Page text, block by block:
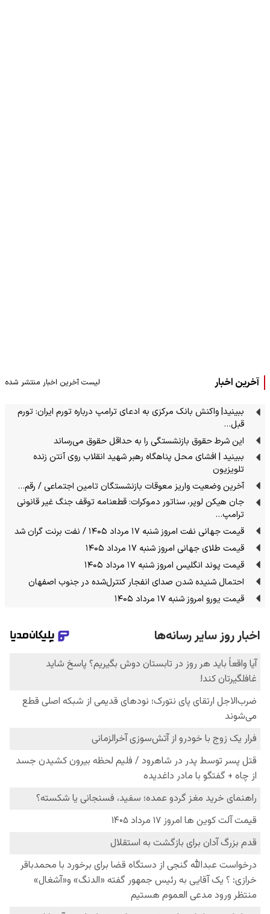
آخرین اخبار لیست آخرین اخبار منتشر شده
ببینید| واکنش بانک مرکزی به ادعای ترامپ درباره تورم ایران: تورم
قبل…
این شرط حقوق بازنشستگی را به حداقل حقوق می‌رساند
ببینید | افشای محل پناهگاه‌ رهبر شهید انقلاب روی آنتن زنده
تلویزیون
آخرین وضعیت واریز معوقات بازنشستگان تامین اجتماعی / رقم…
جان هیکن لوپر، سناتور دموکرات: قطعنامه‌ توقف جنگ غیر قانونی
ترامپ…
قیمت جهانی نفت امروز شنبه ۱۷ مرداد ۱۴۰۵ / نفت برنت گران شد
قیمت طلای جهانی امروز شنبه ۱۷ مرداد ۱۴۰۵
قیمت پوند انگلیس امروز شنبه ۱۷ مرداد ۱۴۰۵
احتمال شنیده شدن صدای انفجار کنترل‌شده در جنوب اصفهان
قیمت یورو امروز شنبه ۱۷ مرداد ۱۴۰۵